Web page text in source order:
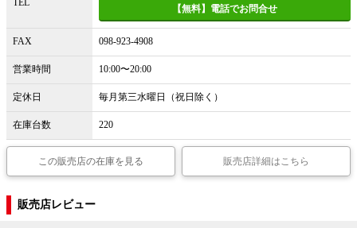
【無料】電話でお問合せ
FAX 098-923-4908
営業時間 10:00〜20:00
定休日 毎月第三水曜日（祝日除く）
在庫台数 220
この販売店の在庫を見る 販売店詳細はこちら
販売店レビュー